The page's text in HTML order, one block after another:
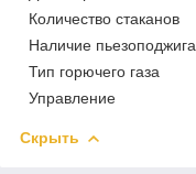
Количество стаканов
Наличие пьезоподжига
Тип горючего газа
Управление
Скрыть